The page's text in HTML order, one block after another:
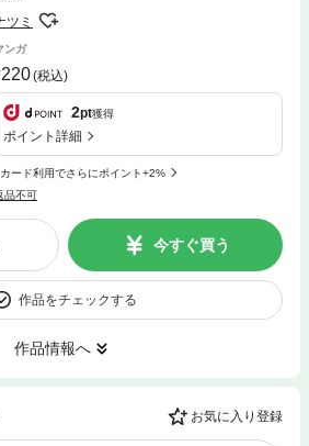
ツミ
ンガ
220(税込)
2pt獲得
ポイント詳細
ード利用でさらにポイント+2%
品不可
今すぐ買う
作品をチェックする
作品情報へ
お気に入り登録